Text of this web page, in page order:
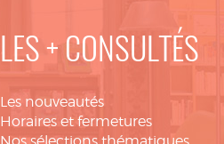
LES + CONSULTÉS
Les nouveautés
Horaires et fermetures